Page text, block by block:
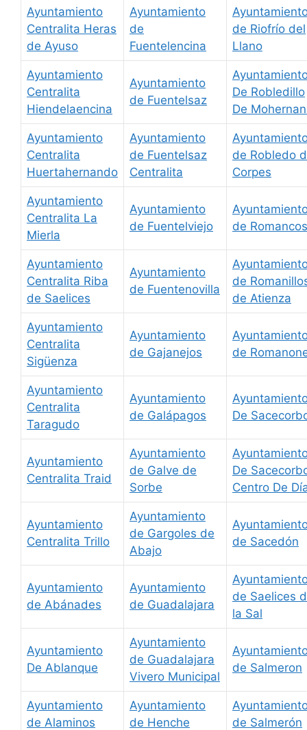
Ayuntamiento
Centralita Heras
de Ayuso
Ayuntamiento
de
Fuentelencina
de Riofrío del
Llano
Ayuntamiento
Centralita
Hiendelaencina
Ayuntamiento
de Fuentelsaz
De Robledillo
De
Ayuntamiento
Centralita
Huertahernando
Ayuntamiento
de Fuentelsaz
Centralita
de Robledo
Corpes
Ayuntamiento
Centralita La
Mierla
Ayuntamiento
de Fuentelviejo
de Romancos
Ayuntamiento
Centralita Riba
de Saelices
Ayuntamiento
de Fuentenovilla
de
de Atienza
Ayuntamiento
Centralita
Sigüenza
Ayuntamiento
de Gajanejos
de
Ayuntamiento
Centralita
Taragudo
Ayuntamiento
de Galápagos
De
Ayuntamiento
Centralita Traid
Ayuntamiento
de Galve de
Sorbe
De
Centro De
Ayuntamiento
Centralita Trillo
Ayuntamiento
de Gargoles de
Abajo
de Sacedón
Ayuntamiento
de Abánades
Ayuntamiento
de Guadalajara
de Saelices
la Sal
Ayuntamiento
De Ablanque
Ayuntamiento
de Guadalajara
Vivero Municipal
de Salmeron
Ayuntamiento
de Alaminos
Ayuntamiento
de Henche
de Salmerón